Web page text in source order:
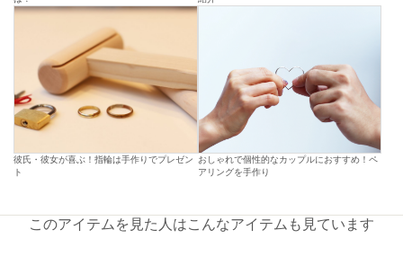
彼氏・彼女が喜ぶ！指輪は手作りでプレゼン
ト
おしゃれで個性的なカップルにおすすめ！ペ
アリングを手作り
このアイテムを見た人はこんなアイテムも見ています